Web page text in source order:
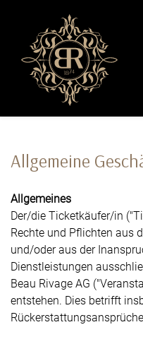
Allgemeine
Allgemeines
Der/die Ticketkäufer/in
Rechte und Pflichten aus
und/oder aus der
Dienstleistungen
Beau Rivage AG
entstehen. Dies betrifft